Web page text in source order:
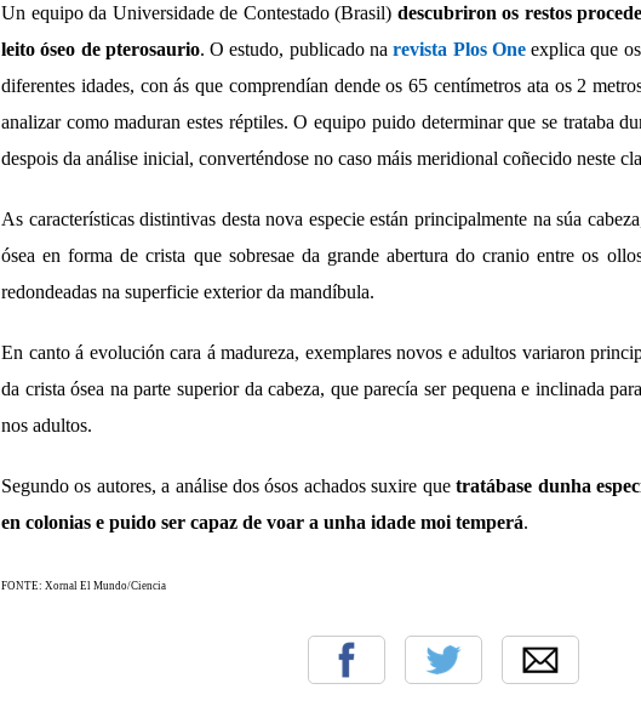
Un equipo da Universidade de Contestado (Brasil) descubriron os restos
leito óseo de pterosaurio. O estudo, publicado narevista Plos Oneexplica que
diferentes idades, con ás que comprendían dende os 65 centímetros ata os 2
analizar como maduran estes réptiles. O equipo puido determinar que se trataba
despois da análise inicial, converténdose no caso máis meridional coñecido neste
As características distintivas desta nova especie están principalmente na súa
ósea en forma de crista que sobresae da grande abertura do cranio entre os
redondeadas na superficie exterior da mandíbula.
En canto á evolución cara á madureza, exemplares novos e adultos variaron
da crista ósea na parte superior da cabeza, que parecía ser pequena e inclinada
nos adultos.
Segundo os autores, a análise dos ósos achados suxire quetratábase dunha
en colonias e puido ser capaz de voar a unha idade moi temperá.
FONTE: Xornal El Mundo/Ciencia